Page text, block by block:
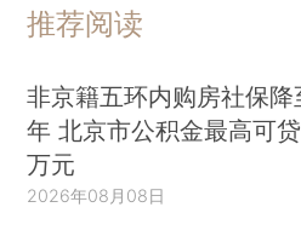
推荐阅读
非京籍五环内购房社保降
年 北京市公积金最高可
万元
2026年08月08日